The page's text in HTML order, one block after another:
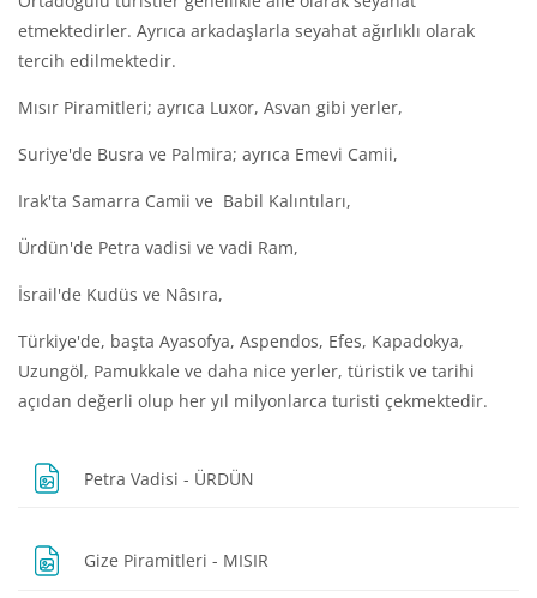
etmektedirler. Ayrıca arkadaşlarla seyahat ağırlıklı olarak
tercih edilmektedir.
Mısır Piramitleri; ayrıca Luxor, Asvan gibi yerler,
Suriye'de Busra ve Palmira; ayrıca Emevi Camii,
Irak'ta Samarra Camii ve Babil Kalıntıları,
Ürdün'de Petra vadisi ve vadi Ram,
İsrail'de Kudüs ve Nâsıra,
Türkiye'de, başta Ayasofya, Aspendos, Efes, Kapadokya,
Uzungöl, Pamukkale ve daha nice yerler, türistik ve tarihi
açıdan değerli olup her yıl milyonlarca turisti çekmektedir.
Petra Vadisi - ÜRDÜN
Gize Piramitleri - MISIR